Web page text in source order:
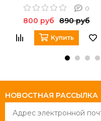
0
800 руб 890 руб
Купить
НОВОСТНАЯ РАССЫЛКА